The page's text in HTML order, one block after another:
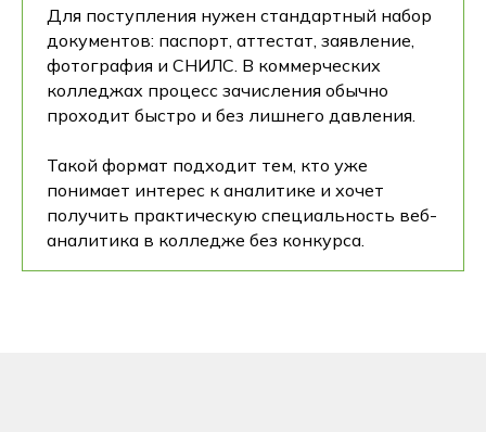
Для поступления нужен стандартный набор
документов: паспорт, аттестат, заявление,
фотография и СНИЛС. В коммерческих
колледжах процесс зачисления обычно
проходит быстро и без лишнего давления.
Такой формат подходит тем, кто уже
понимает интерес к аналитике и хочет
получить практическую специальность веб-
аналитика в колледже без конкурса.